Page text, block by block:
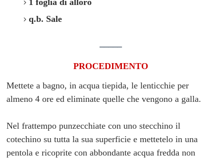
q.b. Sale
PROCEDIMENTO
Mettete a bagno, in acqua tiepida, le lenticchie per
almeno 4 ore ed eliminate quelle che vengono a galla.
Nel frattempo punzecchiate con uno stecchino il
cotechino su tutta la sua superficie e mettetelo in una
pentola e ricoprite con abbondante acqua fredda non